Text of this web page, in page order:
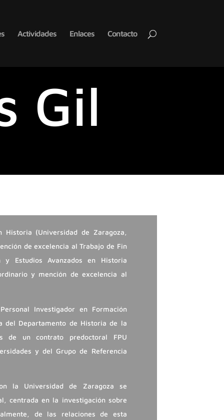
Actividades Enlaces Contacto
Gil
Historia (Universidad de Zaragoza,
de excelencia al Trabajo de Fin
Estudios Avanzados en Historia
y mención de excelencia al
Investigador en Formación
del Departamento de Historia de la
de un contrato predoctoral FPU
y del Grupo de Referencia
la Universidad de Zaragoza se
centrada en la investigación sobre
de las relaciones de esta